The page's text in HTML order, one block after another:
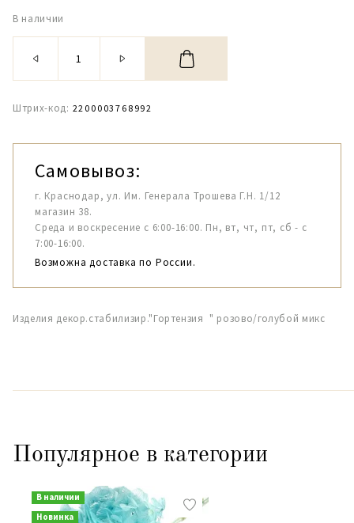
В наличии
Штрих-код: 2200003768992
Самовывоз:
г. Краснодар, ул. Им. Генерала Трошева Г.Н. 1/12
магазин 38.
Среда и воскресение с 6:00-16:00. Пн, вт, чт, пт, сб - с
7:00-16:00.
Возможна доставка по России.
Изделия декор.стабилизир."Гортензия " розово/голубой микс
Популярное в категории
В наличии
Новинка